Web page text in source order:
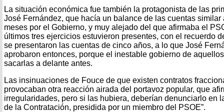
La situación económica fue también la protagonista de las
José Fernández, que hacía un balance de las cuentas
meses por el Gobierno, y muy alejado del que afirmaba el
últimos tres ejercicios estuvieron presentes, con el recuerdo
se presentaron las cuentas de cinco años, a lo que José
aprobaron entonces, porque el inestable gobierno de
sacarlas a delante antes.
Las insinuaciones de Fouce de que existen contratos
provocaban otra reacción airada del portavoz popular, que
irregularidades, pero si las hubiera, deberían denunciarlo en
de la Contratación, presidida por un miembro del PSOE”.